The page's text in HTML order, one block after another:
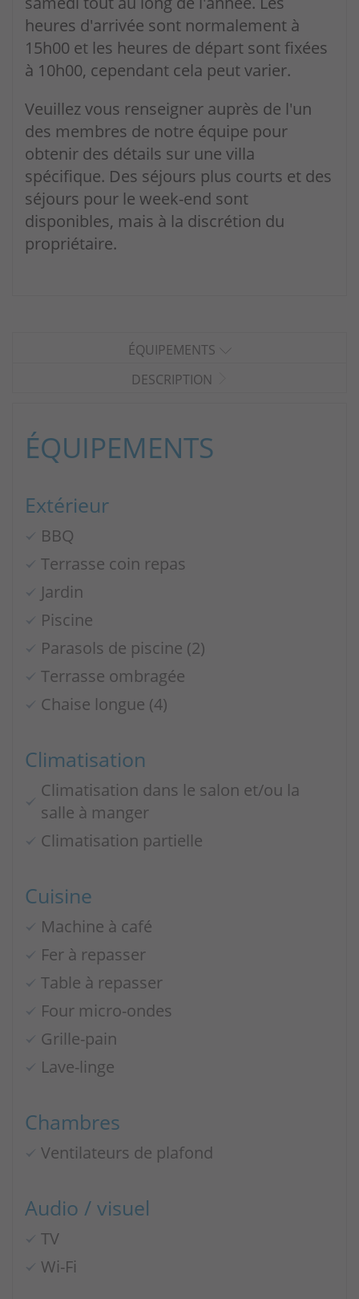
heures d'arrivée sont normalement à
15h00 et les heures de départ sont fixées
à 10h00, cependant cela peut varier.
Veuillez vous renseigner auprès de l'un
des membres de notre équipe pour
obtenir des détails sur une villa
spécifique. Des séjours plus courts et des
séjours pour le week-end sont
disponibles, mais à la discrétion du
propriétaire.
ÉQUIPEMENTS
DESCRIPTION
ÉQUIPEMENTS
Extérieur
BBQ
Terrasse coin repas
Jardin
Piscine
Parasols de piscine (2)
Terrasse ombragée
Chaise longue (4)
Climatisation
Climatisation dans le salon et/ou la
salle à manger
Climatisation partielle
Cuisine
Machine à café
Fer à repasser
Table à repasser
Four micro-ondes
Grille-pain
Lave-linge
Chambres
Ventilateurs de plafond
Audio / visuel
TV
Wi-Fi